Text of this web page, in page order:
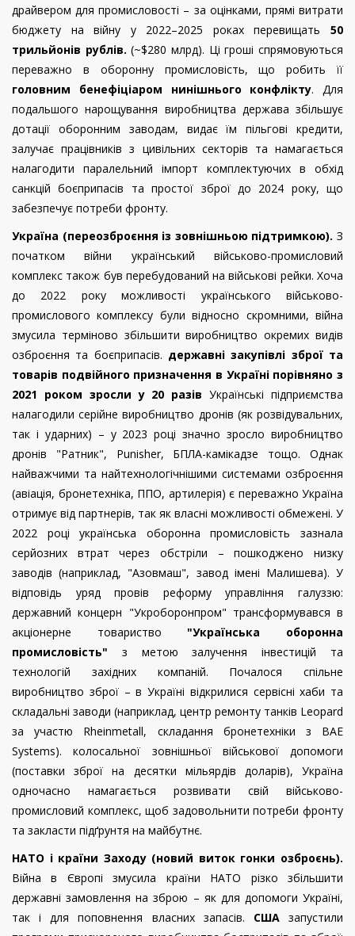
драйвером для промисловості – за оцінками, прямі витрати
бюджету на війну у 2022–2025 роках перевищать 50
трильйонів рублів. (~$280 млрд). Ці гроші спрямовуються
переважно в оборонну промисловість, що робить її
головним бенефіціаром нинішнього конфлікту. Для
подальшого нарощування виробництва держава збільшує
дотації оборонним заводам, видає їм пільгові кредити,
залучає працівників з цивільних секторів та намагається
налагодити паралельний імпорт комплектуючих в обхід
санкцій боєприпасів та простої зброї до 2024 року, що
забезпечує потреби фронту.
Україна (переозброєння із зовнішньою підтримкою). З
початком війни український військово-промисловий
комплекс також був перебудований на військові рейки. Хоча
до 2022 року можливості українського військово-
промислового комплексу були відносно скромними, війна
змусила терміново збільшити виробництво окремих видів
озброєння та боєприпасів. державні закупівлі зброї та
товарів подвійного призначення в Україні порівняно з
2021 роком зросли у 20 разів Українські підприємства
налагодили серійне виробництво дронів (як розвідувальних,
так і ударних) – у 2023 році значно зросло виробництво
дронів "Ратник", Punisher, БПЛА-камікадзе тощо. Однак
найважчими та найтехнологічнішими системами озброєння
(авіація, бронетехніка, ППО, артилерія) є переважно Україна
отримує від партнерів, так як власні можливості обмежені. У
2022 році українська оборонна промисловість зазнала
серйозних втрат через обстріли – пошкоджено низку
заводів (наприклад, "Азовмаш", завод імені Малишева). У
відповідь уряд провів реформу управління галуззю:
державний концерн "Укроборонпром" трансформувався в
акціонерне товариство "Українська оборонна
промисловість" з метою залучення інвестицій та
технологій західних компаній. Почалося спільне
виробництво зброї – в Україні відкрилися сервісні хаби та
складальні заводи (наприклад, центр ремонту танків Leopard
за участю Rheinmetall, складання бронетехніки з BAE
Systems). колосальної зовнішньої військової допомоги
(поставки зброї на десятки мільярдів доларів), Україна
одночасно намагається розвивати свій військово-
промисловий комплекс, щоб задовольнити потреби фронту
та закласти підґрунтя на майбутнє.
НАТО і країни Заходу (новий виток гонки озброєнь).
Війна в Європі змусила країни НАТО різко збільшити
державні замовлення на зброю – як для допомоги Україні,
так і для поповнення власних запасів. СШАзапустили